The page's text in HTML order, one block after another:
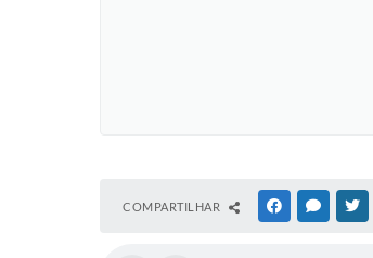
COMPARTILHAR FACEBOOK